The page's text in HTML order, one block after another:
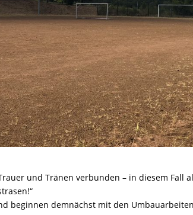
und Tränen verbunden – in diesem Fall
beginnen demnächst mit den